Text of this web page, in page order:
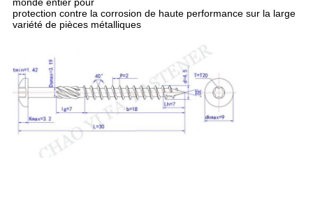
monde entier pour
protection contre la corrosion de haute performance sur la large
variété de pièces métalliques